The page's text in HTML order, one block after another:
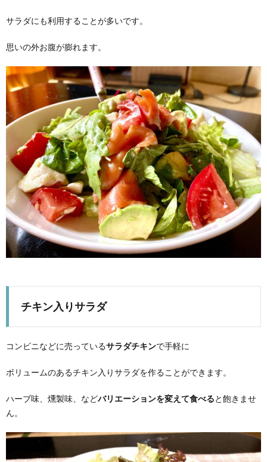
サラダにも利用することが多いです。
思いの外お腹が膨れます。
チキン入りサラダ
コンビニなどに売っているサラダチキンで手軽に
ボリュームのあるチキン入りサラダを作ることができます。
ハーブ味、燻製味、などバリエーションを変えて食べると飽きませ
ん。